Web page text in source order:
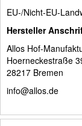
EU-/Nicht-EU-
Hersteller
Allos Hof-
Hoerneckestraße
28217 Bremen
info@allos.de